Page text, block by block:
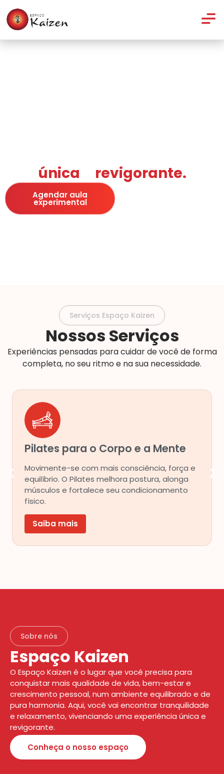
única
revigorante.
Agendar aula
experimental
Serviços Espaço Kaizen
Nossos Serviços
Experiências pensadas para cuidar de você de forma
completa, no seu ritmo e na sua necessidade.
Pilates para o Corpo e a Mente
Movimente-se com mais consciência, força e
equilíbrio. O Pilates melhora postura, alonga
músculos e fortalece seu condicionamento
físico.
Saiba mais
Sobre nós
Espaço Kaizen
O Espaço Kaizen é o lugar que você precisa para
conquistar mais qualidade de vida, bem-estar e
crescimento pessoal, num ambiente equilibrado e de
pura harmonia. Aqui, você vai encontrar tranquilidade
e relaxamento, vivenciando uma experiência única e
revigorante.
Conheça o nosso espaço